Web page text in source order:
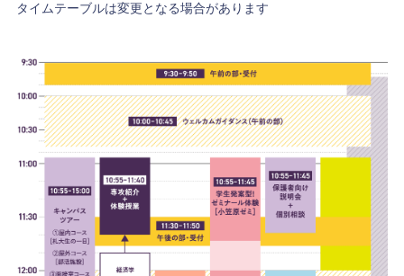
交通費補助
アクセス
Q&A
アーカイブ
タイムテーブルは変更となる場合があります